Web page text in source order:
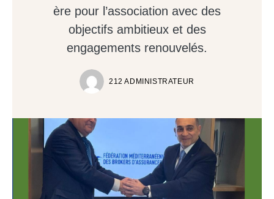
ère pour l’association avec des
objectifs ambitieux et des
engagements renouvelés.
212 ADMINISTRATEUR